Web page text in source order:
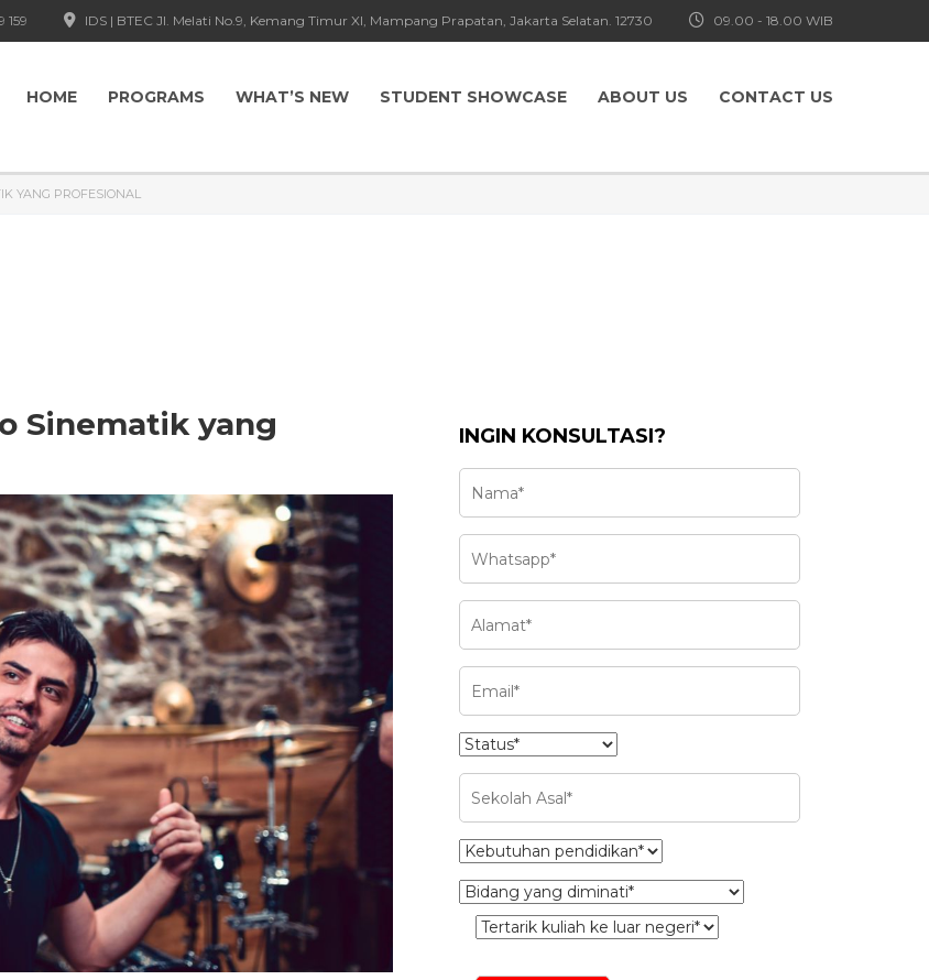
09.00 - 18.00 WIB
IDS | BTEC Jl. Melati No.9, Kemang Timur XI, Mampang Prapatan, Jakarta Selatan. 12730
159
HOME PROGRAMS WHAT’S NEW STUDENT SHOWCASE ABOUT US CONTACT US
YANG PROFESIONAL
Sinematik yang
INGIN KONSULTASI?